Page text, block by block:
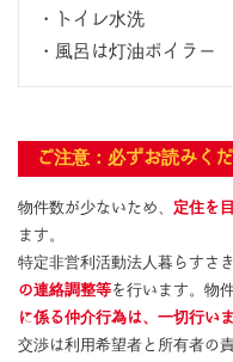
・トイレ水洗
・風呂は灯油ボイラー
ご注意：必ずお読みくだ
物件数が少ないため、 定住を
ます。
特定非営利活動法人暮らすさ
の連絡調整等を行います。物
に係る仲介行為は、一切行いま
交渉は利用希望者と所有者の